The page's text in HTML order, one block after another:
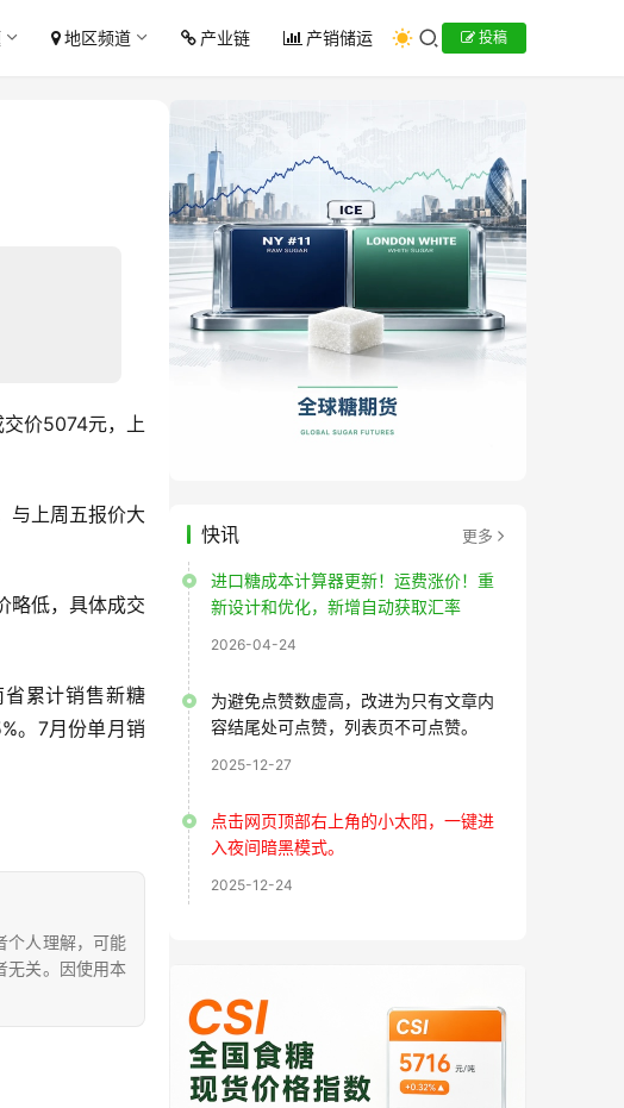
地区频道 产业链 产销储运 投稿
价5074元，上
与上周五报价大
略低，具体成交
省累计销售新糖
。7月份单月销
个人理解，可能
无关。因使用本
快讯 更多
进口糖成本计算器更新！运费涨价！重
新设计和优化，新增自动获取汇率
2026-04-24
为避免点赞数虚高，改进为只有文章内
容结尾处可点赞，列表页不可点赞。
2025-12-27
点击网页顶部右上角的小太阳，一键进
入夜间暗黑模式。
2025-12-24